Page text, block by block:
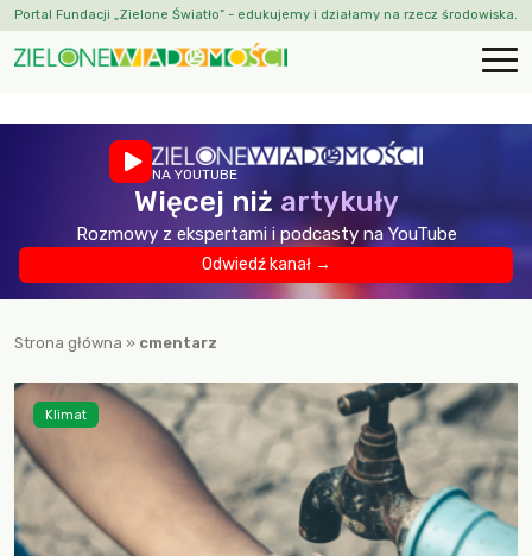
Portal Fundacji „Zielone Światło” - edukujemy i działamy na rzecz środowiska.
NA YOUTUBE
Więcej niż artykuły
Rozmowy z ekspertami i podcasty na YouTube
Odwiedź kanał →
Strona główna » cmentarz
Klimat